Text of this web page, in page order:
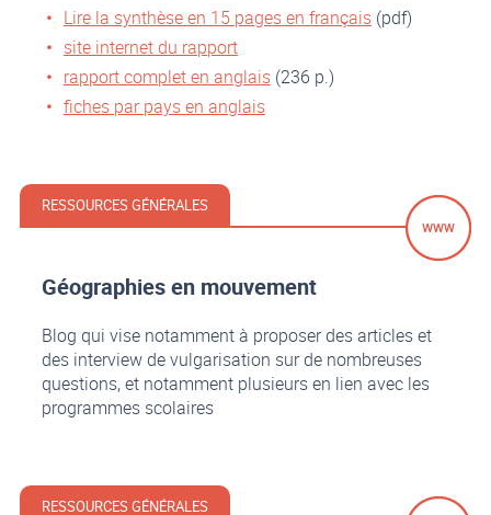
Lire la synthèse en 15 pages en français(pdf)
site internet du rapport
rapport complet en anglais(236 p.)
fiches par pays en anglais
RESSOURCES GÉNÉRALES
Géographies en mouvement
Blog qui vise notamment à proposer des articles et
des interview de vulgarisation sur de nombreuses
questions, et notamment plusieurs en lien avec les
programmes scolaires
RESSOURCES GÉNÉRALES